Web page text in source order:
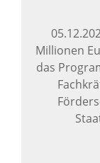
Millionen
das